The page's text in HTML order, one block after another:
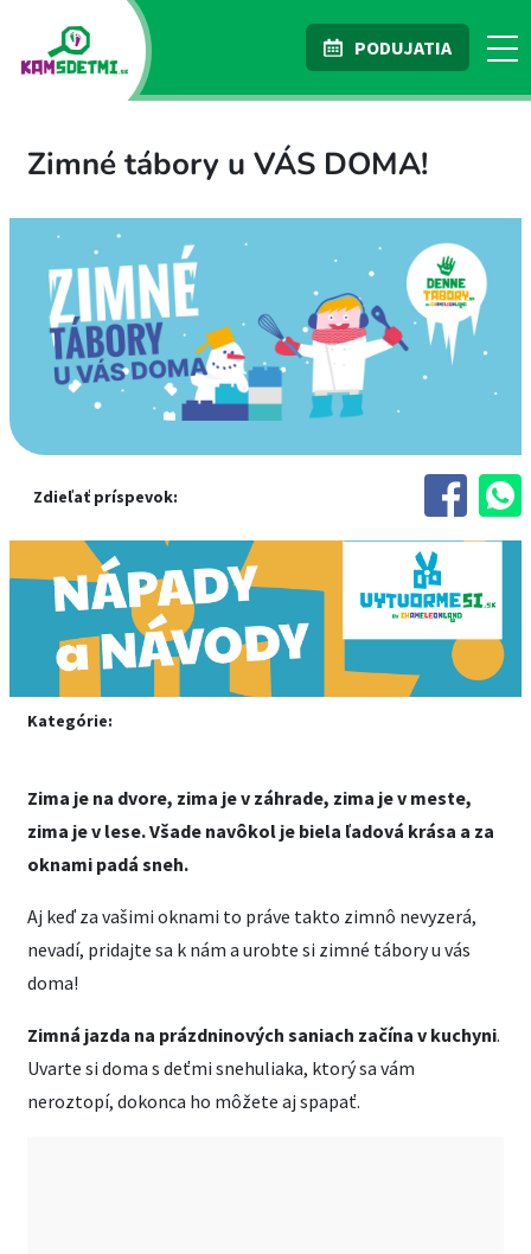
PODUJATIA
Zimné tábory u VÁS DOMA!
Zdieľať príspevok:
Kategórie:
Zima je na dvore, zima je v záhrade, zima je v meste,
zima je v lese. Všade navôkol je biela ľadová krása a za
oknami padá sneh.
Aj keď za vašimi oknami to práve takto zimnô nevyzerá,
nevadí, pridajte sa k nám a urobte si zimné tábory u vás
doma!
Zimná jazda na prázdninových saniach začína v kuchyni.
Uvarte si doma s deťmi snehuliaka, ktorý sa vám
neroztopí, dokonca ho môžete aj spapať.